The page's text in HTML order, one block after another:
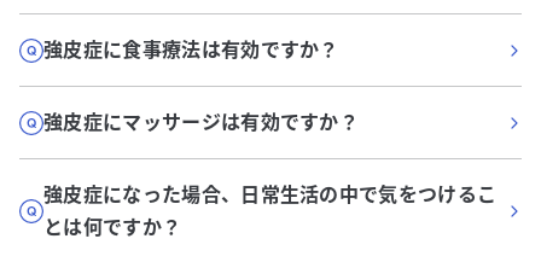
強皮症に食事療法は有効ですか？
強皮症にマッサージは有効ですか？
強皮症になった場合、日常生活の中で気をつけるこ
とは何ですか？